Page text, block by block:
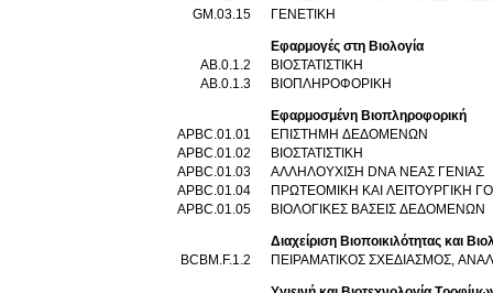
GM.03.15
ΓΕΝΕΤΙΚΗ
Εφαρμογές στη Βιολογία
AB.0.1.2
ΒΙΟΣΤΑΤΙΣΤΙΚΗ
AB.0.1.3
ΒΙΟΠΛΗΡΟΦΟΡΙΚΗ
Εφαρμοσμένη Βιοπληροφορική
APBC.01.01
ΕΠΙΣΤΗΜΗ ΔΕΔΟΜΕΝΩΝ
APBC.01.02
ΒΙΟΣΤΑΤΙΣΤΙΚΗ
APBC.01.03
ΑΛΛΗΛΟΥΧΙΣΗ DNA ΝΕΑΣ ΓΕΝΙΑΣ
APBC.01.04
ΠΡΩΤΕΟΜΙΚΗ ΚΑΙ ΛΕΙΤΟΥΡΓΙΚΗ
APBC.01.05
ΒΙΟΛΟΓΙΚΕΣ ΒΑΣΕΙΣ ΔΕΔΟΜΕΝΩΝ
Διαχείριση Βιοποικιλότητας και
BCBM.F.1.2